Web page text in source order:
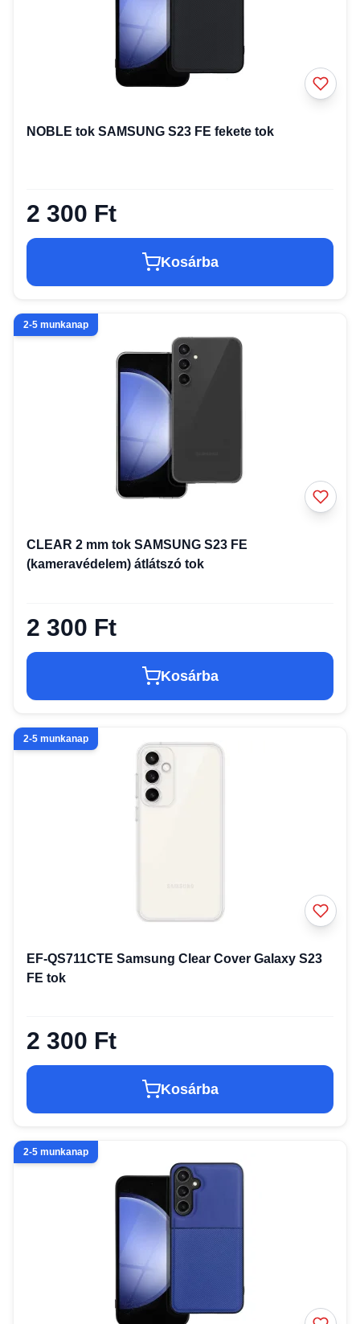
NOBLE tok SAMSUNG S23 FE fekete tok
2 300 Ft
Kosárba
2-5 munkanap
CLEAR 2 mm tok SAMSUNG S23 FE
(kameravédelem) átlátszó tok
2 300 Ft
Kosárba
2-5 munkanap
EF-QS711CTE Samsung Clear Cover Galaxy S23
FE tok
2 300 Ft
Kosárba
2-5 munkanap